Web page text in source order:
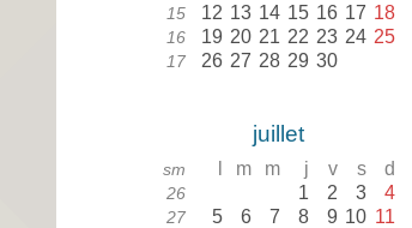
15 12 13 14 15 16 17 18
16 19 20 21 22 23 24 25
17 26 27 28 29 30
juillet
sm m m j v s d
26 1 2 3 4
27 5 6 7 8 9 10 11